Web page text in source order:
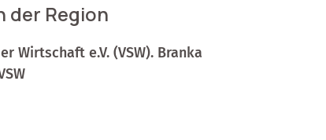
der Region
Wirtschaft e.V. (VSW). Branka